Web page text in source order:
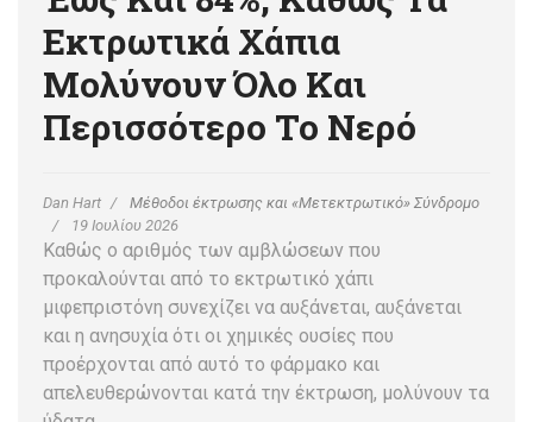
Εκτρωτικά Χάπια
Μολύνουν Όλο Και
Περισσότερο Το Νερό
Dan Hart
Μέθοδοι έκτρωσης και «Μετεκτρωτικό» Σύνδρομο
19 Ιουλίου 2026
Καθώς ο αριθμός των αμβλώσεων που
προκαλούνται από το εκτρωτικό χάπι
μιφεπριστόνη συνεχίζει να αυξάνεται, αυξάνεται
και η ανησυχία ότι οι χημικές ουσίες που
προέρχονται από αυτό το φάρμακο και
απελευθερώνονται κατά την έκτρωση, μολύνουν τα